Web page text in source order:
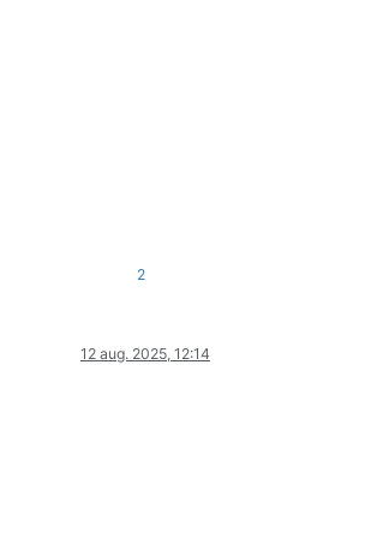
2
12 aug. 2025, 12:14